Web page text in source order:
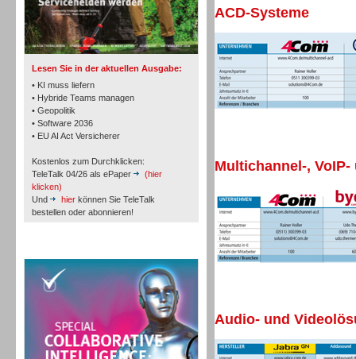
Lesen Sie in der aktuellen Ausgabe:
• KI muss liefern
• Hybride Teams managen
• Geopolitik
• Software 2036
• EU AI Act Versicherer
Kostenlos zum Durchklicken:
TeleTalk 04/26 als ePaper
(hier
klicken)
Und
hier können Sie TeleTalk
bestellen oder abonnieren!
TK- und ACD-Systeme
Workforce-Management
Personal
ACD-Systeme
Multichannel-,
Audio- und